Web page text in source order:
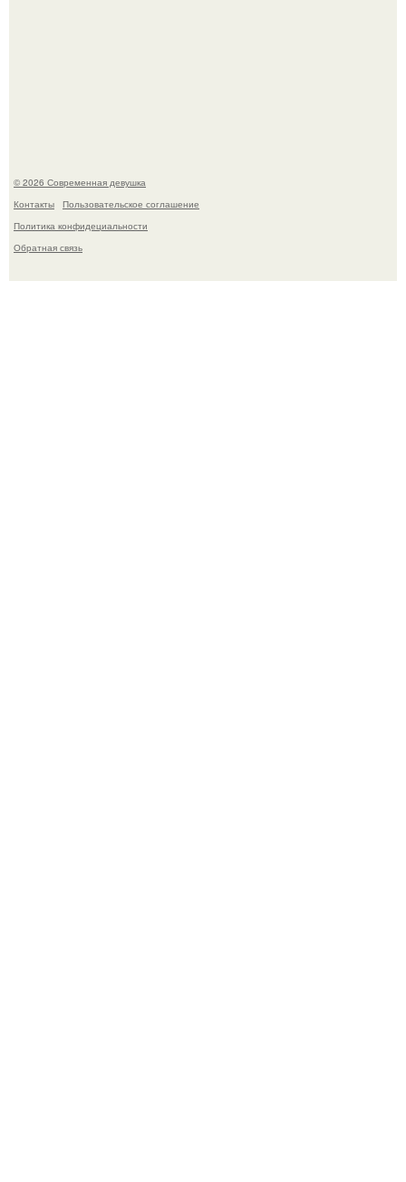
© 2026 Современная девушка
Контакты
Пользовательское соглашение
Политика конфидециальности
Обратная связь